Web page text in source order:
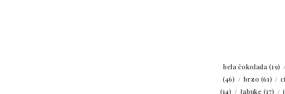
bela čokolada (19)
(46)
brzo (61)
(14)
Jabuke (17)